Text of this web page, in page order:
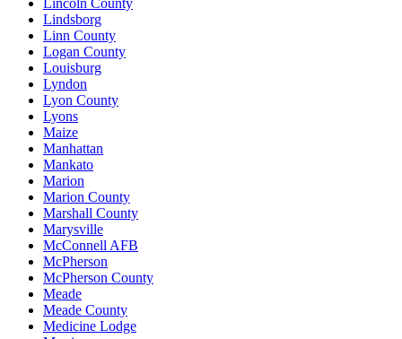
Lindsborg
Linn County
Logan County
Louisburg
Lyndon
Lyon County
Lyons
Maize
Manhattan
Mankato
Marion
Marion County
Marshall County
Marysville
McConnell AFB
McPherson
McPherson County
Meade
Meade County
Medicine Lodge